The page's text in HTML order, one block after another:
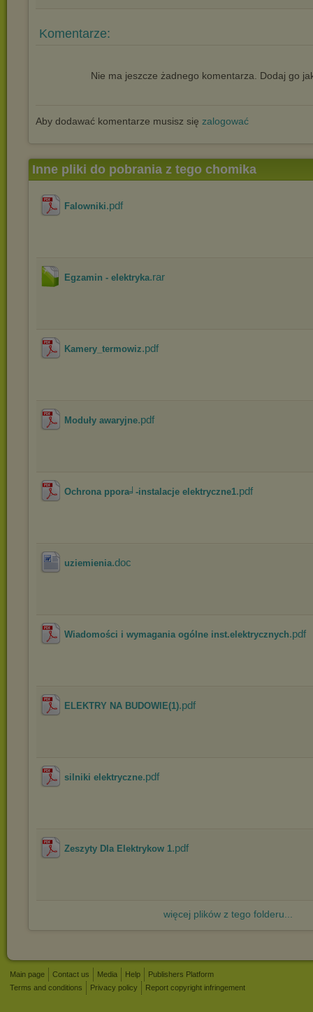
Komentarze:
Nie ma jeszcze żadnego komentarza. Dodaj go
Aby dodawać komentarze musisz się zalogować
Inne pliki do pobrania z tego chomika
Falowniki.pdf
Egzamin - elektryka.rar
Kamery_termowiz.pdf
Moduły awaryjne.pdf
Ochrona ppora╛-instalacje elektryczne1.pdf
uziemienia.doc
Wiadomości i wymagania ogólne inst.elektrycznych.pdf
ELEKTRY NA BUDOWIE(1).pdf
silniki elektryczne.pdf
Zeszyty Dla Elektrykow 1.pdf
więcej plików z tego folderu...
Main page Contact us Media Help
Publishers Platform
Terms and conditions
Privacy policy Report copyright infringement